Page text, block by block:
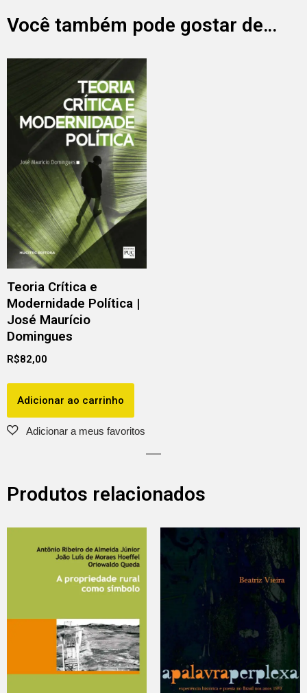
Você também pode gostar de…
Teoria Crítica e
Modernidade Política |
José Maurício
Domingues
R$82,00
Adicionar ao carrinho
Produtos relacionados